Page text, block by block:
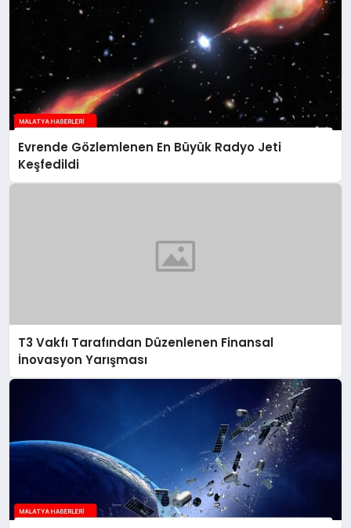
Evrende Gözlemlenen En Büyük Radyo Jeti
Keşfedildi
T3 Vakfı Tarafından Düzenlenen Finansal
İnovasyon Yarışması